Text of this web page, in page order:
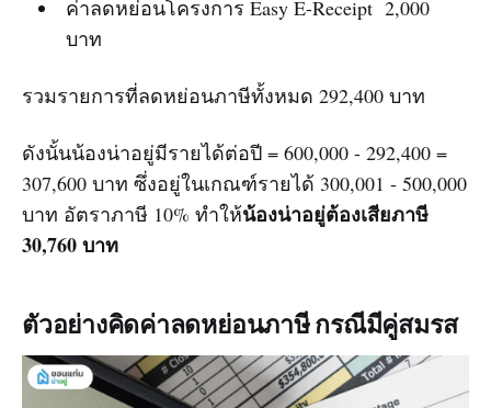
ค่าลดหย่อนโครงการ Easy E-Receipt 2,000
บาท
รวมรายการที่ลดหย่อนภาษีทั้งหมด 292,400 บาท
ดังนั้นน้องน่าอยู่มีรายได้ต่อปี = 600,000 - 292,400 =
307,600 บาท ซึ่งอยู่ในเกณฑ์รายได้ 300,001 - 500,000
บาท อัตราภาษี 10% ทำให้น้องน่าอยู่ต้องเสียภาษี
30,760 บาท
ตัวอย่างคิดค่าลดหย่อนภาษี กรณีมีคู่สมรส